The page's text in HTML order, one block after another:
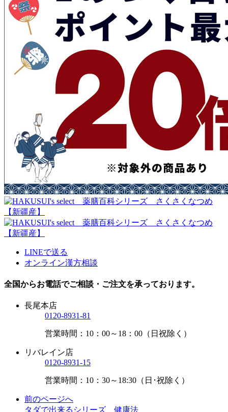
LINEで送る
オンライン漢方相談
全国からお電話でご相談・ご注文を承っております。
長尾本店
0120-8931-81
営業時間：10：00～18：00（日祝除く）
リバレイン店
0120-8931-15
営業時間：10：30～18:30（日･祝除く）
前のページへ
タダで出来るシリーズ 健康法